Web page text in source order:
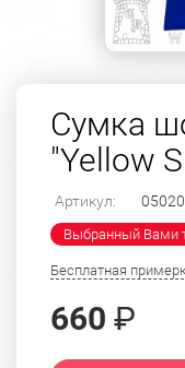
Сумка
"Yellow
Артикул:
Выбранный Вами
Бесплатная
660 ₽